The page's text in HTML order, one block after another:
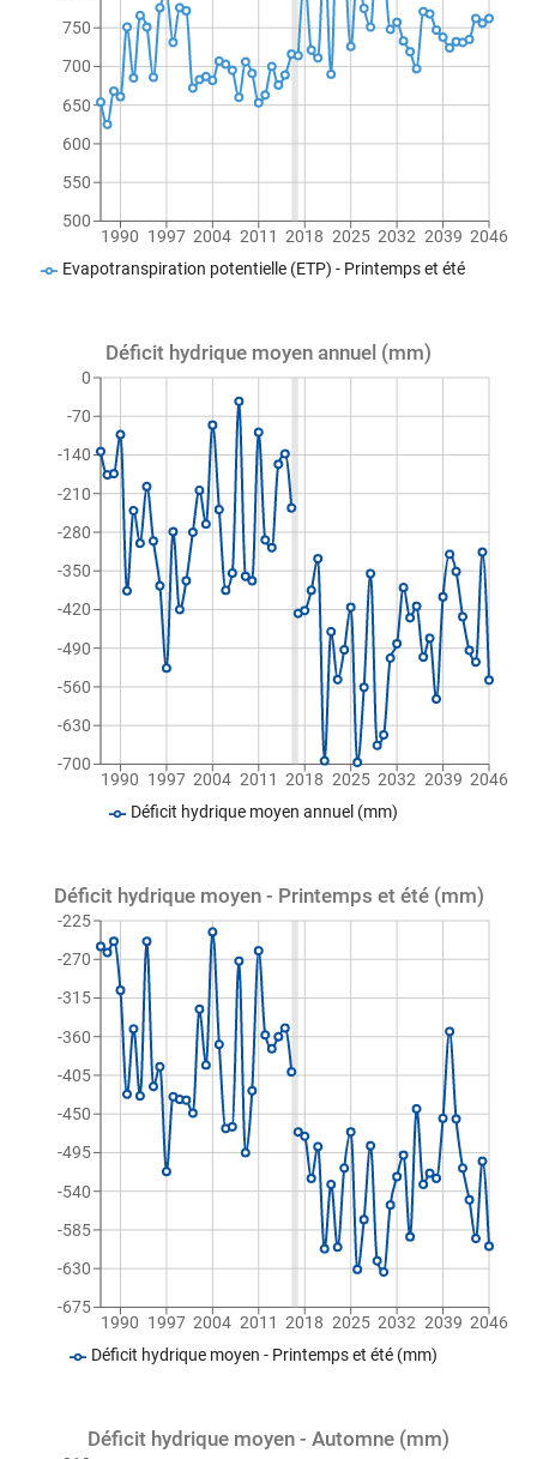
1990 1997 2004 2011 2018 2025 2032 2039 2046
500
550
600
650
700
750
Evapotranspiration potentielle (ETP) - Printemps et été
Déficit hydrique moyen annuel (mm)
1990 1997 2004 2011 2018 2025 2032 2039 2046
-700
-630
-560
-490
-420
-350
-280
-210
-140
-70
0
Déficit hydrique moyen annuel (mm)
Déficit hydrique moyen - Printemps et été (mm)
1990 1997 2004 2011 2018 2025 2032 2039 2046
-675
-630
-585
-540
-495
-450
-405
-360
-315
-270
-225
Déficit hydrique moyen - Printemps et été (mm)
Déficit hydrique moyen - Automne (mm)